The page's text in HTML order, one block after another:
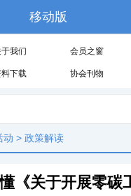
移动版
于我们 会员之窗
料下载 协会刊物
动 > 政策解读
《关于开展零碳